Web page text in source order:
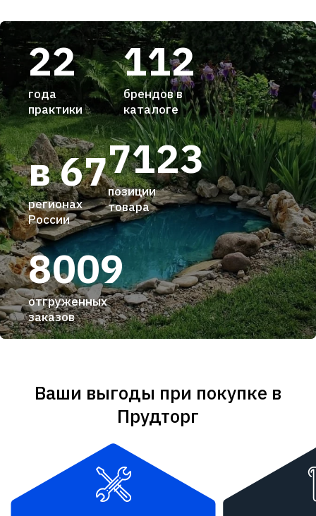
22
года
практики
112
брендов в
каталоге
7123
позиции
товара
8009
отгруженных
заказов
в 67
регионах
России
Ваши выгоды при покупке в
Прудторг